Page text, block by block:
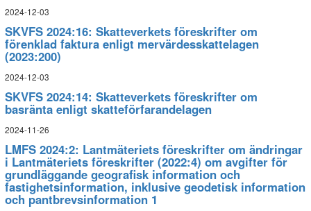
2024-12-03
SKVFS 2024:16: Skatteverkets föreskrifter om
förenklad faktura enligt mervärdesskattelagen
(2023:200)
2024-12-03
SKVFS 2024:14: Skatteverkets föreskrifter om
basränta enligt skatteförfarandelagen
2024-11-26
LMFS 2024:2: Lantmäteriets föreskrifter om ändringar
i Lantmäteriets föreskrifter (2022:4) om avgifter för
grundläggande geografisk information och
fastighetsinformation, inklusive geodetisk information
och pantbrevsinformation 1